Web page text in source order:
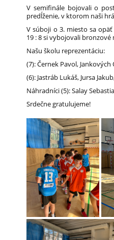
V semifinále bojovali o
predĺženie, v ktorom naši
V súboji o 3. miesto sa
19 : 8 si vybojovali
Našu školu reprezentáciu:
(7): Černek Pavol,
(6): Jastráb Lukáš, Jursa
Náhradníci (5): Salay
Srdečne gratulujeme!